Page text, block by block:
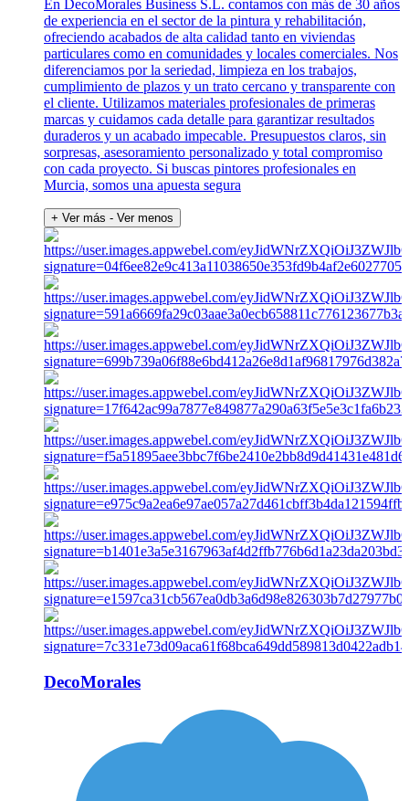
En DecoMorales Business S.L. contamos con más de 30 años
de experiencia en el sector de la pintura y rehabilitación,
ofreciendo acabados de alta calidad tanto en viviendas
particulares como en comunidades y locales comerciales. Nos
diferenciamos por la seriedad, limpieza en los trabajos,
cumplimiento de plazos y un trato cercano y transparente con
el cliente. Utilizamos materiales profesionales de primeras
marcas y cuidamos cada detalle para garantizar resultados
duraderos y un acabado impecable. Presupuestos claros, sin
sorpresas, asesoramiento personalizado y total compromiso
con cada proyecto. Si buscas pintores profesionales en
Murcia, somos una apuesta segura
+ Ver más - Ver menos
DecoMorales